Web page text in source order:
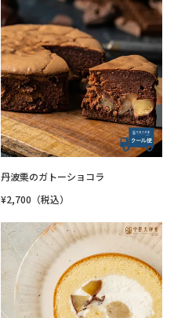
丹波栗のガトーショコラ
¥2,700（税込）